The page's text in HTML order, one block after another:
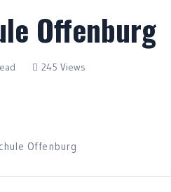
Offenburg
245 Views
Offenburg